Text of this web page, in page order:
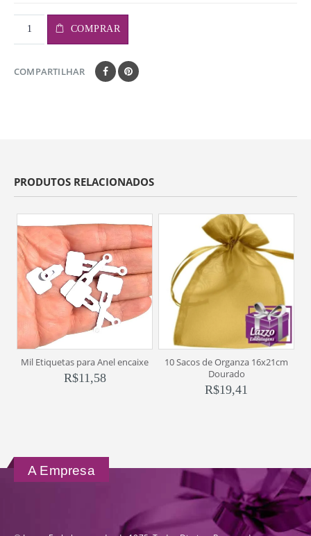
COMPRAR
COMPARTILHAR
PRODUTOS RELACIONADOS
Mil Etiquetas para Anel encaixe
R$11,58
10 Sacos de Organza 16x21cm
Dourado
R$19,41
A Empresa